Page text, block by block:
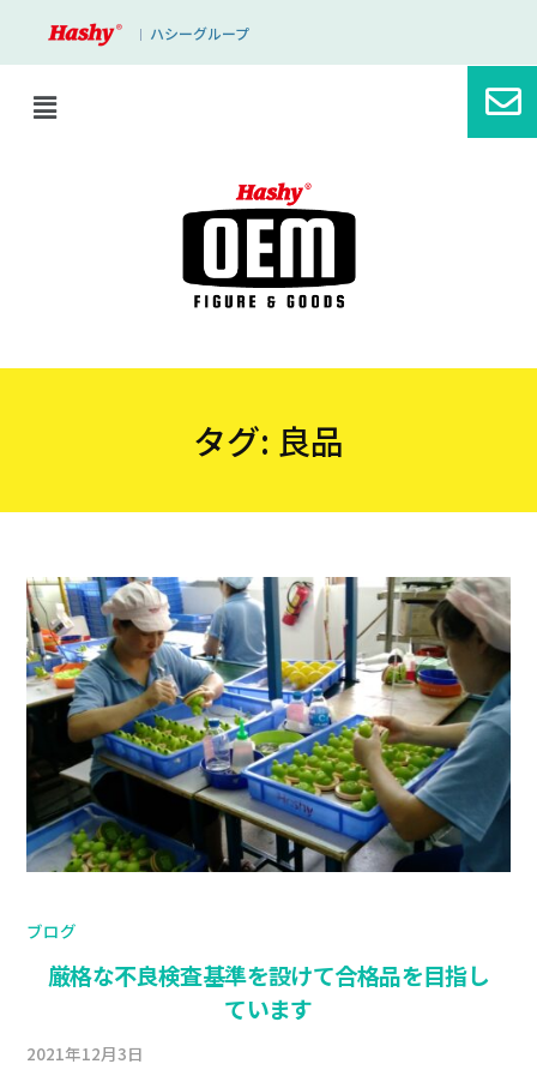
｜ ハシーグループ
タグ: 良品
ブログ
厳格な不良検査基準を設けて合格品を目指し
ています
2021年12月3日